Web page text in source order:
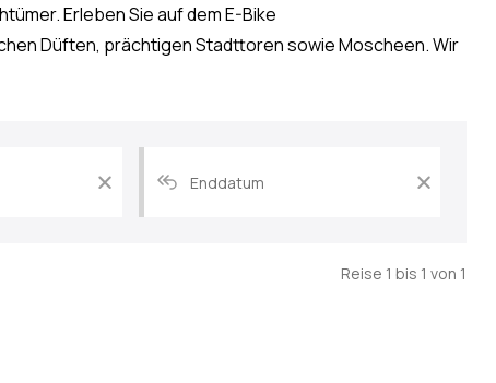
Erleben Sie auf dem E-Bike
Düften, prächtigen Stadttoren sowie Moscheen. Wir
Datum
frühesten
Datum
Reise 1 bis 1 von 1